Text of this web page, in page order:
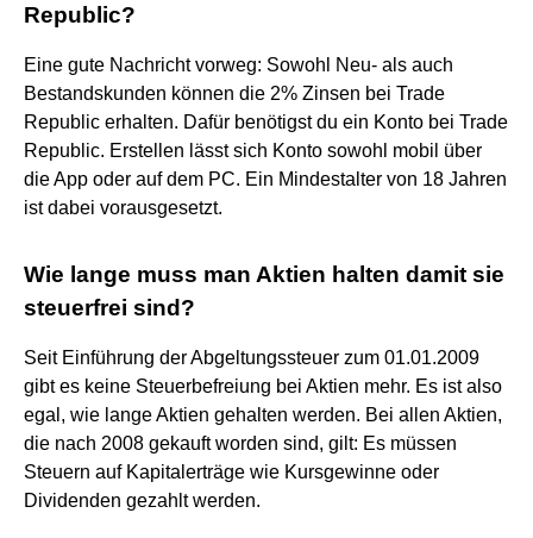
Republic?
Eine gute Nachricht vorweg: Sowohl Neu- als auch
Bestandskunden können die 2% Zinsen bei Trade
Republic erhalten. Dafür benötigst du ein Konto bei Trade
Republic. Erstellen lässt sich Konto sowohl mobil über
die App oder auf dem PC. Ein Mindestalter von 18 Jahren
ist dabei vorausgesetzt.
Wie lange muss man Aktien halten damit sie
steuerfrei sind?
Seit Einführung der Abgeltungssteuer zum 01.01.2009
gibt es keine Steuerbefreiung bei Aktien mehr. Es ist also
egal, wie lange Aktien gehalten werden. Bei allen Aktien,
die nach 2008 gekauft worden sind, gilt: Es müssen
Steuern auf Kapitalerträge wie Kursgewinne oder
Dividenden gezahlt werden.